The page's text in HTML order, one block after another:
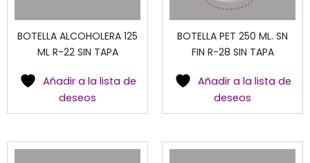
BOTELLA ALCOHOLERA 125
ML R-22 SIN TAPA
Añadir a la lista de
deseos
BOTELLA PET 250 ML. SN
FIN R-28 SIN TAPA
Añadir a la lista de
deseos